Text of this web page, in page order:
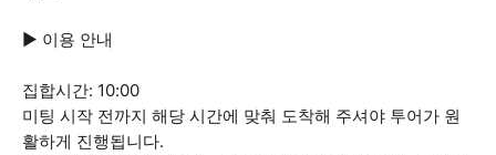
▶ 이용 안내
집합시간: 10:00
미팅 시작 전까지 해당 시간에 맞춰 도착해 주셔야 투어가 원
활하게 진행됩니다.